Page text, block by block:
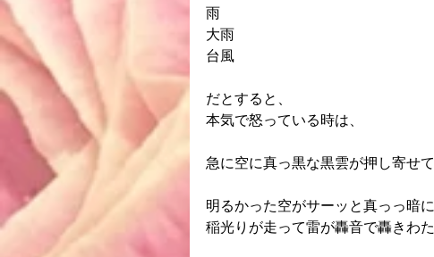
雨
大雨
台風
だとすると、
本気で怒っている時は、
急に空に真っ黒な黒雲が押し寄せて
明るかった空がサーッと真っっ暗
稲光りが走って雷が轟音で轟きわ